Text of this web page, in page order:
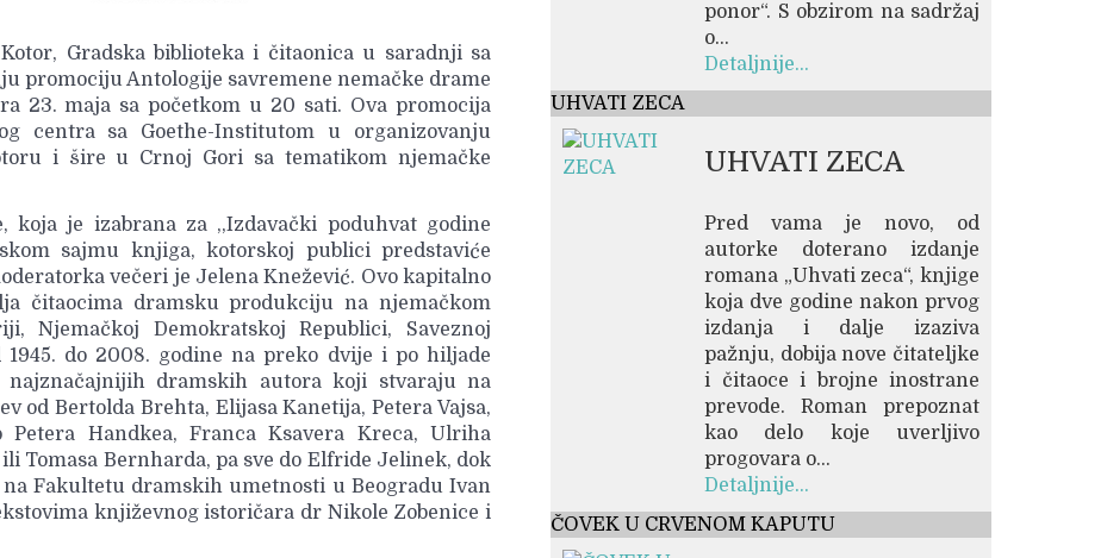
Gradska biblioteka i čitaonica u saradnji sa
promociju Antologije savremene nemačke drame
23. maja sa početkom u 20 sati. Ova promocija
centra sa Goethe-Institutom u organizovanju
i šire u Crnoj Gori sa tematikom njemačke
koja je izabrana za ,,Izdavački poduhvat godine
sajmu knjiga, kotorskoj publici predstaviće
večeri je Jelena Knežević. Ovo kapitalno
čitaocima dramsku produkciju na njemačkom
Njemačkoj Demokratskoj Republici, Saveznoj
do 2008. godine na preko dvije i po hiljade
dramskih autora koji stvaraju na
od Bertolda Brehta, Elijasa Kanetija, Petera Vajsa,
Handkea, Franca Ksavera Kreca, Ulriha
Tomasa Bernharda, pa sve do Elfride Jelinek, dok
Fakultetu dramskih umetnosti u Beogradu Ivan
književnog istoričara dr Nikole Zobenice i
ponor“. S obzirom na sadržaj
o...
Detaljnije...
UHVATI ZECA
UHVATI ZECA
Pred vama je novo, od
autorke doterano izdanje
romana „Uhvati zeca“, knjige
koja dve godine nakon prvog
izdanja i dalje izaziva
pažnju, dobija nove čitateljke
i čitaoce i brojne inostrane
prevode. Roman prepoznat
kao delo koje uverljivo
progovara o...
Detaljnije...
ČOVEK U CRVENOM KAPUTU